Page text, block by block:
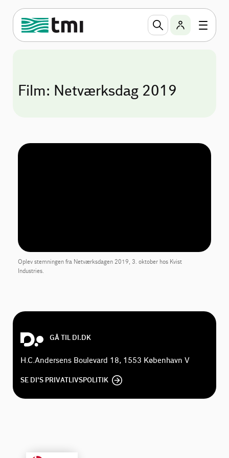
Film: Netværksdag 2019
Oplev stemningen fra Netværksdagen 2019, 3. oktober hos Kvist
Industries.
GÅ TIL DI.DK
H.C.Andersens Boulevard 18, 1553 København V
SE DI'S PRIVATLIVSPOLITIK